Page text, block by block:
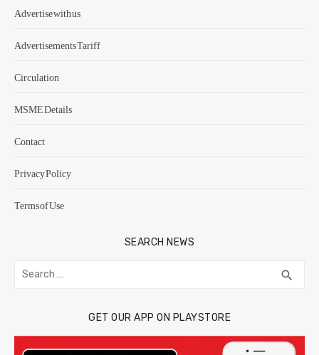
Advertise with us
Advertisements Tariff
Circulation
MSME Details
Contact
Privacy Policy
Terms of Use
SEARCH NEWS
Search
for: search
GET OUR APP ON PLAYSTORE